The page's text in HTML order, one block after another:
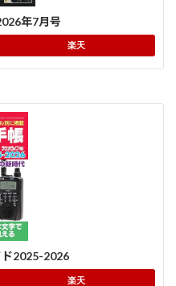
年7月号
楽天
2025-2026
楽天